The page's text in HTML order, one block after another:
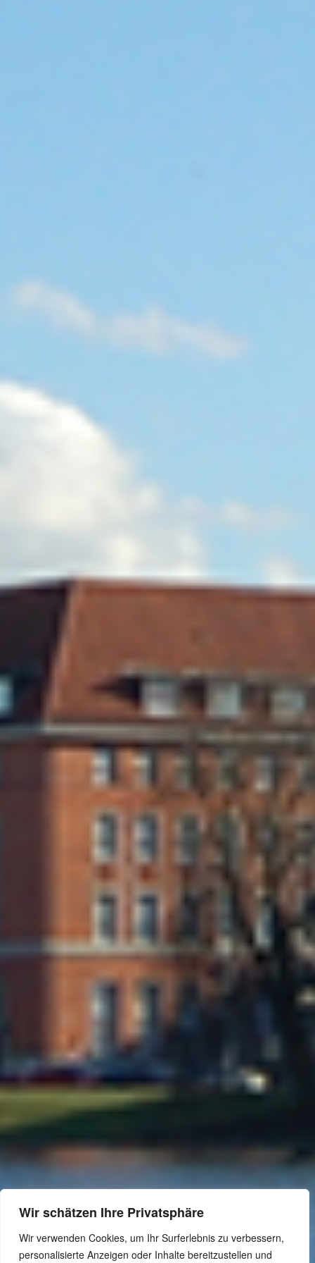
Wir schätzen Ihre Privatsphäre
Wir verwenden Cookies, um Ihr Surferlebnis zu verbessern,
personalisierte Anzeigen oder Inhalte bereitzustellen und